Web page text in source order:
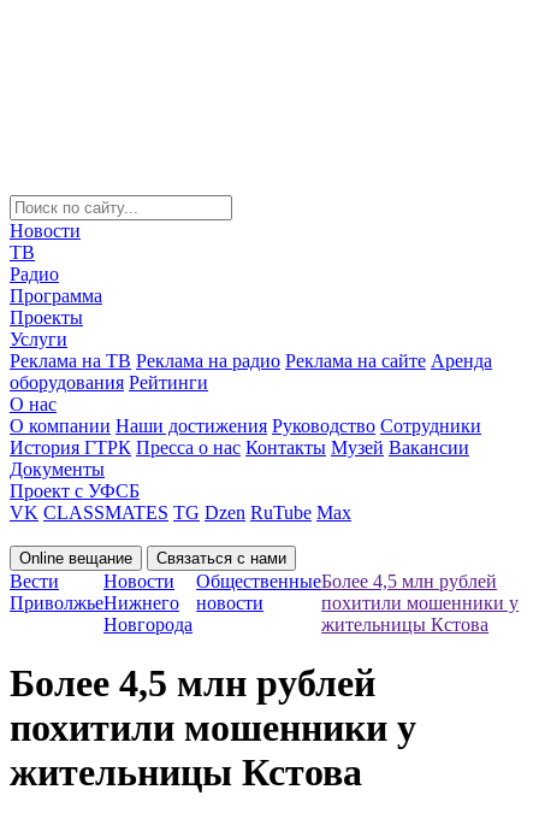
Новости
ТВ
Радио
Программа
Проекты
Услуги
Реклама на ТВ Реклама на радио Реклама на сайте Аренда
оборудования Рейтинги
О нас
О компании Наши достижения Руководство Сотрудники
История ГТРК Пресса о нас Контакты Музей Вакансии
Документы
Проект с УФСБ
VK CLASSMATES TG Dzen RuTube Max
Online вещание Связаться с нами
Вести
Приволжье
Новости
Нижнего
Новгорода
Общественные
новости
Более 4,5 млн рублей
похитили мошенники у
жительницы Кстова
Более 4,5 млн рублей
похитили мошенники у
жительницы Кстова